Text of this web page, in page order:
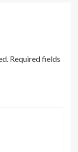
Required fields